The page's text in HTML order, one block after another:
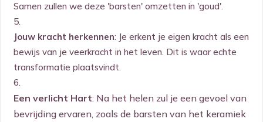
Samen zullen we deze 'barsten' omzetten in 'goud'.
Jouw kracht herkennen: Je erkent je eigen kracht als een
bewijs van je veerkracht in het leven. Dit is waar echte
transformatie plaatsvindt.
Een verlicht Hart: Na het helen zul je een gevoel van
bevrijding ervaren, zoals de barsten van het keramiek